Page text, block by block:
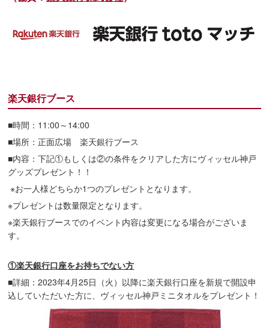
楽天銀行ブース
■時間：11:00～14:00
■場所：正面広場 楽天銀行ブース
■内容：下記①もしくは②の条件をクリアした方にヴィッセル神戸
グッズプレゼント！！
※お一人様どちらか1つのプレゼントとなります。
※プレゼントは数量限定となります。
※楽天銀行ブースでのイベント内容は変更になる場合がございま
す。
①楽天銀行口座をお持ちでない方
■詳細：2023年4月25日（火）以降に楽天銀行口座を新規で開設申
込していただいた方に、ヴィッセル神戸ミニタオルをプレゼント！